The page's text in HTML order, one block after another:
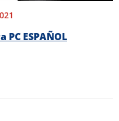
ESPAÑOL